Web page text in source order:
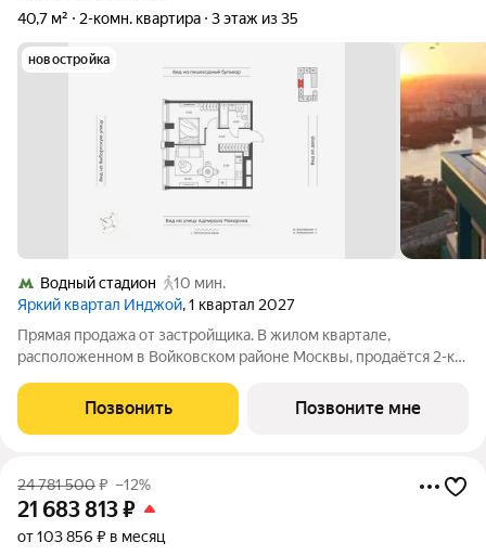
40,7 м²
2-комн. квартира 3 этаж из 35
новостройка
Водный стадион
10 мин.
Яркий квартал Инджой, 1 квартал 2027
Прямая продажа от застройщика. В жилом квартале,
расположенном в Войковском районе Москвы, продаётся 2-к
расположена на 3 этаже 33-этажного дома, корпус 1, в жилом
квартале бизнес-класса Инджой.
Позвонить Позвоните мне
24 781 500₽ –12%
21 683 813₽
от 103 856 ₽ в месяц